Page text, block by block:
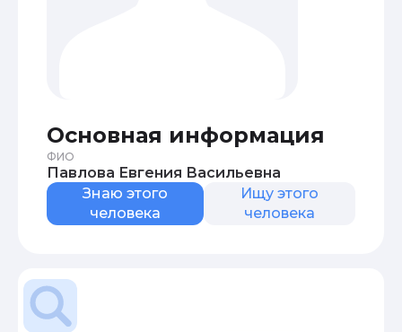
Основная информация
ФИО
Павлова Евгения Васильевна
Знаю этого
человека
Ищу этого
человека